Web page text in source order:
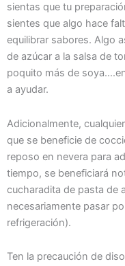
sientas que tu
sientes que algo hace
equilibrar sabores. Algo
de azúcar a la salsa de
poquito más de
a ayudar.
Adicionalmente,
que se beneficie de
reposo en nevera para
tiempo, se beneficiará
cucharadita de pasta de
necesariamente pasar
refrigeración).
Ten la precaución de